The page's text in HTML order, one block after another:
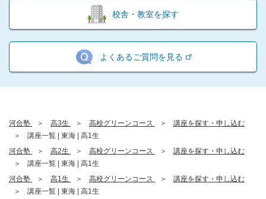
校舎・教室を探す
よくあるご質問を見る
河合塾 高3生 高校グリーンコース
講座を探す・申し込む
講座一覧 | 東海 | 高1生
河合塾
高2生 高校グリーンコース
講座を探す・申し込む
講座一覧 | 東海 | 高1生
河合塾
高1生 高校グリーンコース
講座を探す・申し込む
講座一覧 | 東海 | 高1生